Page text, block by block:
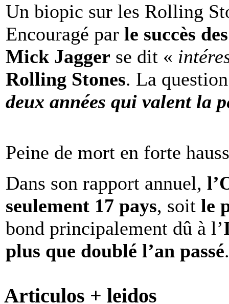
Un biopic sur les Rolling
Encouragé par le succès
Mick Jagger se dit «
Rolling Stones. La
deux années qui valent la
Peine de mort en forte
Dans son rapport annuel,
seulement 17 pays, soit le
bond principalement dû à l’
plus que doublé l’an passé.
Articulos + leidos